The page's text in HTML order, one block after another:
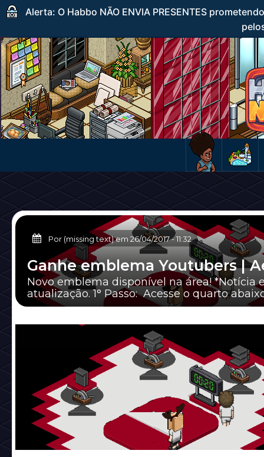
Alerta: O Habbo NÃO ENVIA PRESENTES
Por (missing text) em 26/04/2017-11:32
Ganhe emblema Youtubers |
Novo emblema disponível na área! *Notícia
atualização. 1° Passo: Acesse o quarto
Quarto: AeA e IDHabbo - Youtubers e